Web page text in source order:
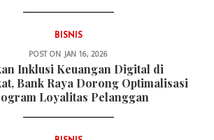
BISNIS
POST ON JAN 16, 2026
Inklusi Keuangan Digital di
Bank Raya Dorong Optimalisasi
Loyalitas Pelanggan